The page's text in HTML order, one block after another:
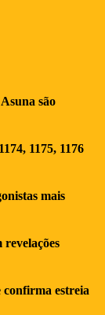
são
1175, 1176
mais
estreia